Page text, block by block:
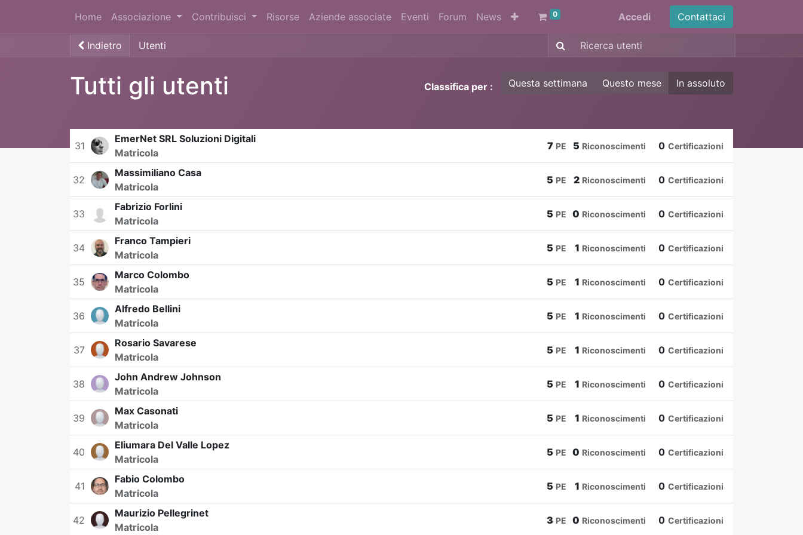
Home Associazione Contribuisci Risorse Aziende associate Eventi Forum News 0 Accedi Contattaci
Indietro Utenti
Tutti gli utenti Classifica per : Questa settimana Questo mese In assoluto
31
EmerNet SRL Soluzioni Digitali
Matricola
7 PE 5 Riconoscimenti 0 Certificazioni
32
Massimiliano Casa
Matricola
5 PE 2 Riconoscimenti 0 Certificazioni
33
Fabrizio Forlini
Matricola
5 PE 0 Riconoscimenti 0 Certificazioni
34
Franco Tampieri
Matricola
5 PE 1 Riconoscimenti 0 Certificazioni
35
Marco Colombo
Matricola
5 PE 1 Riconoscimenti 0 Certificazioni
36
Alfredo Bellini
Matricola
5 PE 1 Riconoscimenti 0 Certificazioni
37
Rosario Savarese
Matricola
5 PE 1 Riconoscimenti 0 Certificazioni
38
John Andrew Johnson
Matricola
5 PE 1 Riconoscimenti 0 Certificazioni
39
Max Casonati
Matricola
5 PE 1 Riconoscimenti 0 Certificazioni
40
Eliumara Del Valle Lopez
Matricola
5 PE 0 Riconoscimenti 0 Certificazioni
41
Fabio Colombo
Matricola
5 PE 1 Riconoscimenti 0 Certificazioni
42
Maurizio Pellegrinet
Matricola
3 PE 0 Riconoscimenti 0 Certificazioni